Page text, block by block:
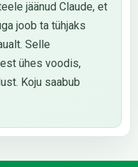
jäänud Claude, et
joob ta tühjaks
Selle
ühes voodis,
Koju saabub